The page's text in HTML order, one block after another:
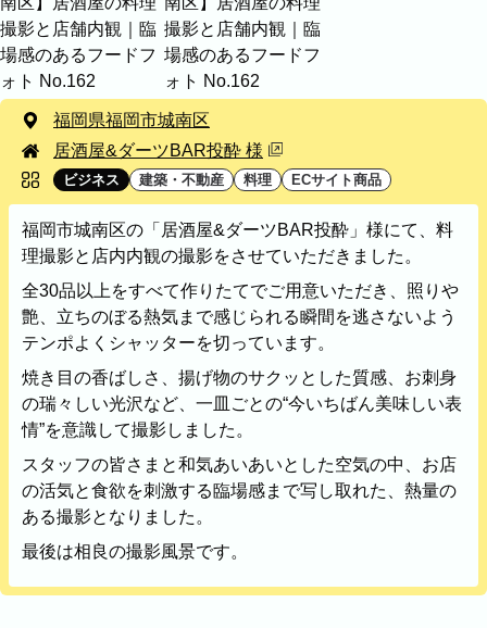
下記より、よく伺う出張エリアをご覧いた
だけます。
そのほかの対応エリアについては、出張エ
リア一覧よりご確認いただけます。
福岡市 粕屋町 新宮町
岡垣町
宗像市 宇美町 直方市
太宰府市
北九州市八幡西区
糸島市
北九州市小倉北区
北九州市小倉南区
久留米市 北九州市門司区 八女市
ABOUT
ABOUT
撮影・制作に対する考え方をご紹介してい
ます。
KUMICODEのことを、少し知っていただけ
たらうれしいです。
私たちにできること
写真撮影・動画撮影・WEBサイト制作を行っています。
会社概要
居酒屋の料理撮影と店舗内観｜臨場感のあるフードフォト
出張エリア
福岡県福岡市城南区
店名
居酒屋&ダーツBAR投酔 様
カテゴリ
ビジネス 建築・不動産 料理 ECサイト商品
福岡市城南区の「居酒屋&ダーツBAR投酔」様にて、料
理撮影と店内内観の撮影をさせていただきました。
全30品以上をすべて作りたてでご用意いただき、照りや
艶、立ちのぼる熱気まで感じられる瞬間を逃さないよう
テンポよくシャッターを切っています。
焼き目の香ばしさ、揚げ物のサクッとした質感、お刺身
の瑞々しい光沢など、一皿ごとの“今いちばん美味しい表
情”を意識して撮影しました。
スタッフの皆さまと和気あいあいとした空気の中、お店
の活気と食欲を刺激する臨場感まで写し取れた、熱量の
ある撮影となりました。
最後は相良の撮影風景です。